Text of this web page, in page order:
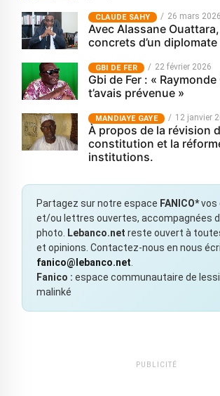
CLAUDE SAHY 26 mars 2026
Avec Alassane
concrets d’un
GBI DE FER 22 février 2026
Gbi de Fer : «
t’avais prévenue »
MANDIAYE GAYE 12 janvier
À propos de la révision
constitution et la
institutions.
Partagez sur notre espace FANICO*vos
et/ou lettres ouvertes, accompagnées
photo.
Lebanco.net reste ouvert à
et opinions. Contactez-nous en nous
fanico@lebanco.net
Fanico : espace communautaire de
malinké
PUBLICITÉ